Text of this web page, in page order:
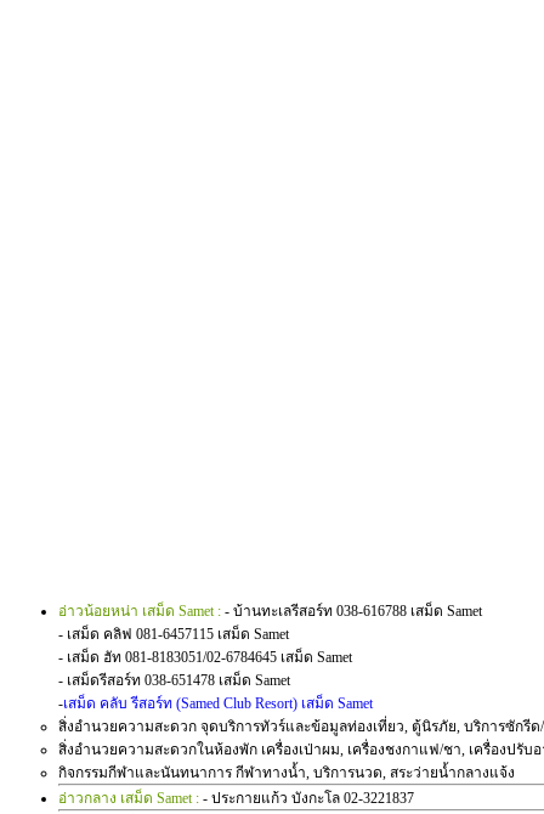
อ่าวน้อยหน่า เสม็ด Samet : - บ้านทะเลรีสอร์ท 038-616788 เสม็ด Samet
- เสม็ด คลิฟ 081-6457115 เสม็ด Samet
- เสม็ด ฮัท 081-8183051/02-6784645 เสม็ด Samet
- เสม็ดรีสอร์ท 038-651478 เสม็ด Samet
-เสม็ด คลับ รีสอร์ท (Samed Club Resort) เสม็ด Samet
สิ่งอำนวยความสะดวก จุดบริการทัวร์และข้อมูลท่องเที่ยว, ตู้นิรภัย, บริการซักรี
สิ่งอำนวยความสะดวกในห้องพัก เครื่องเป่าผม, เครื่องชงกาแฟ/ชา, เครื่องปรั
กิจกรรมกีฬาและนันทนาการ กีฬาทางน้ำ, บริการนวด, สระว่ายน้ำกลางแจ้ง
อ่าวกลาง เสม็ด Samet : - ประกายแก้ว บังกะโล 02-3221837